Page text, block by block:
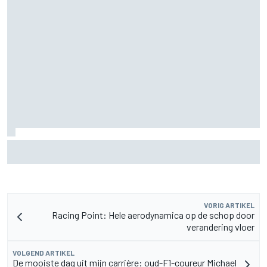
VORIG ARTIKEL
Racing Point: Hele aerodynamica op de schop door
verandering vloer
VOLGEND ARTIKEL
De mooiste dag uit mijn carrière: oud-F1-coureur Michael